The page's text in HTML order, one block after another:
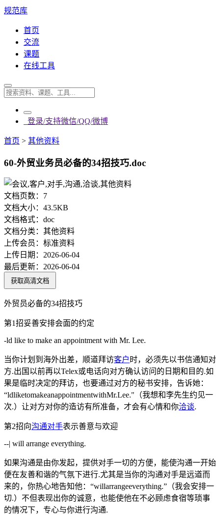
规范库
首页
交流
课题
在线工具
登录/支持微信/QQ/微博
首页 > 其他资料
60-外贸业务员必备的34招技巧.doc
文档页数： 7
文档大小： 43.5KB
文档格式： doc
文档分类： 其他资料
上传会员： 标准资料
上传日期： 2026-06-04
最后更新： 2026-06-04
获取高清文档
外贸员必备的34招技巧
第1招妥善安排会面的约定
-ld like to make an appointment with Mr. Lee.
当你计划到海外出差，顺道拜访客户 时，必须先以书信通知对
方.出国以前再以Telex或电话向对方确认访问的日期和目的.如
果是临时决定的拜访，也要通过对方的秘书安排，告诉她：
“ldliketomakeanappointmentwithMr.Lee."（我想和李先生约见一
次.）让对方对你的造访有所准备，才会有心情和你洽谈.
第2招向沟通对手表示善意与欢迎
--| will arrange everything.
如果沟通是由你发起，提供对手一切的方便，能使沟通一开始
便在友善和谐的气氛下进行.尤其是当你的沟通对手是远道而
来的，你热心地告知他：“willarrangeeverything.”（我会安排一
切.）不但表现出你的诚意，也能使他在不必顾虑食宿等琐事
的情况下，专心与你进行沟通.